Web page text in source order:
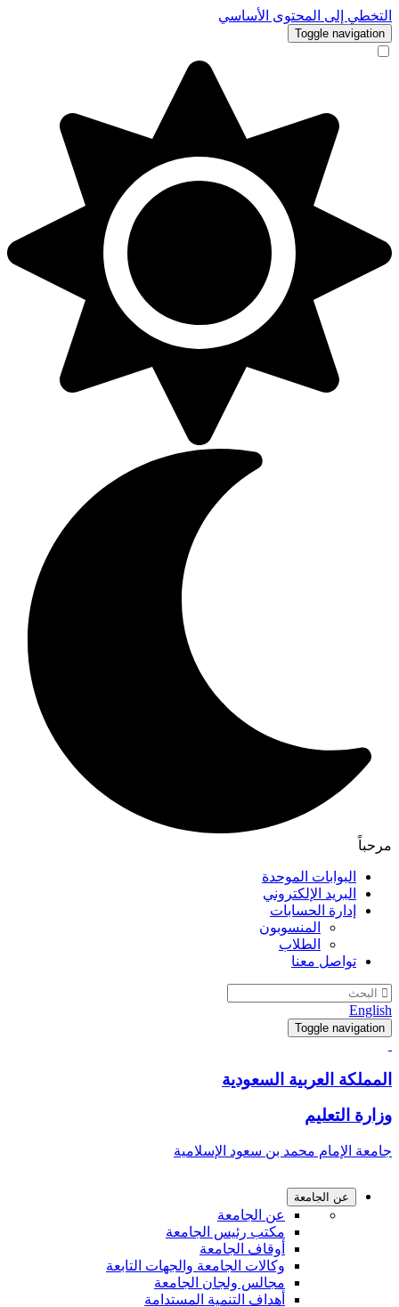
التخطي إلى المحتوى الأساسي
Toggle navigation
مرحباً
البوابات الموحدة
البريد الإلكتروني
إدارة الحسابات
المنسوبون
الطلاب
تواصل معنا
English
Toggle navigation
المملكة العربية السعودية
وزارة التعليم
جامعة الإمام محمد بن سعود الإسلامية
عن الجامعة
عن الجامعة
مكتب رئيس الجامعة
أوقاف الجامعة
وكالات الجامعة والجهات التابعة
مجالس ولجان الجامعة
أهداف التنمية المستدامة